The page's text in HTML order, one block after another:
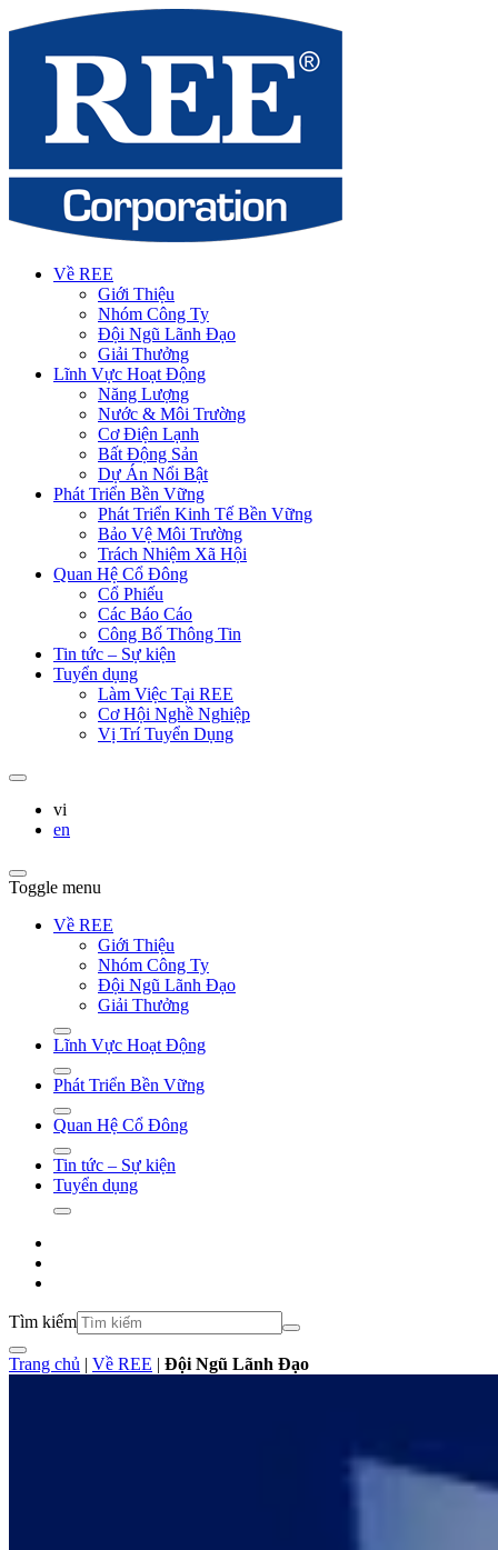
Về REE
Giới Thiệu
Nhóm Công Ty
Đội Ngũ Lãnh Đạo
Giải Thưởng
Lĩnh Vực Hoạt Động
Năng Lượng
Nước & Môi Trường
Cơ Điện Lạnh
Bất Động Sản
Dự Án Nổi Bật
Phát Triển Bền Vững
Phát Triển Kinh Tế Bền Vững
Bảo Vệ Môi Trường
Trách Nhiệm Xã Hội
Quan Hệ Cổ Đông
Cổ Phiếu
Các Báo Cáo
Công Bố Thông Tin
Tin tức – Sự kiện
Tuyển dụng
Làm Việc Tại REE
Cơ Hội Nghề Nghiệp
Vị Trí Tuyển Dụng
vi
en
Toggle menu
Về REE
Giới Thiệu
Nhóm Công Ty
Đội Ngũ Lãnh Đạo
Giải Thưởng
Lĩnh Vực Hoạt Động
Phát Triển Bền Vững
Quan Hệ Cổ Đông
Tin tức – Sự kiện
Tuyển dụng
Tìm kiếm
Trang chủ | Về REE | Đội Ngũ Lãnh Đạo